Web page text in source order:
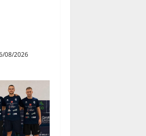
08/2026